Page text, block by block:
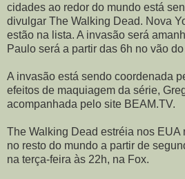
cidades ao redor do mundo está
divulgar The Walking Dead. Nova
estão na lista. A invasão será
Paulo será a partir das 6h no vão
A invasão está sendo coordenada
efeitos de maquiagem da série,
acompanhada pelo site BEAM.TV.
The Walking Dead estréia nos EUA
no resto do mundo a partir de
na terça-feira às 22h, na Fox.